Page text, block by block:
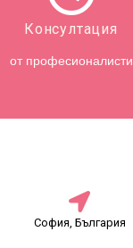
Консултация
от професионалисти
София, България